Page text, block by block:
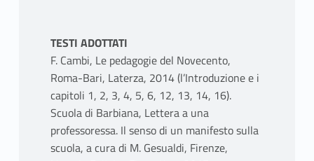
TESTI ADOTTATI
F. Cambi, Le pedagogie del Novecento,
Roma-Bari, Laterza, 2014 (l’Introduzione e i
capitoli 1, 2, 3, 4, 5, 6, 12, 13, 14, 16).
Scuola di Barbiana, Lettera a una
professoressa. Il senso di un manifesto sulla
scuola, a cura di M. Gesualdi, Firenze,